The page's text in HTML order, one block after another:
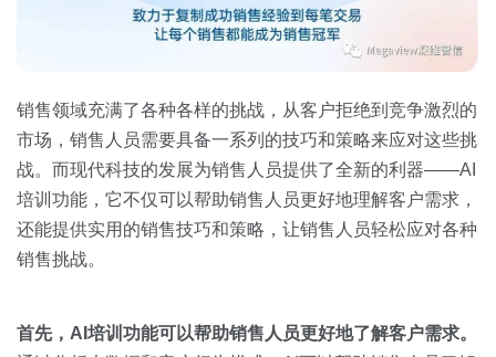
房地产
金融
按角色
销售管理
资源中心
全部
白皮书
销售会话智能
关于我们
预约演示
销售领域充满了各种各样的挑战，从客户拒绝到竞争激烈的
市场，销售人员需要具备一系列的技巧和策略来应对这些挑
战。而现代科技的发展为销售人员提供了全新的利器——AI
培训功能，它不仅可以帮助销售人员更好地理解客户需求，
还能提供实用的销售技巧和策略，让销售人员轻松应对各种
销售挑战。
首先， AI 培训功能可以帮助销售人员更好地了解客户需求。